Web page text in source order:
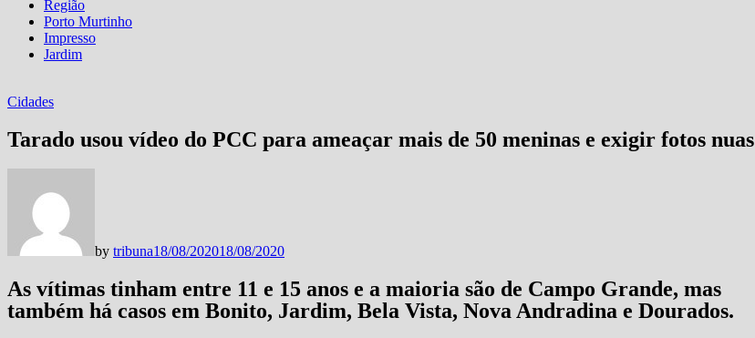
Região
Porto Murtinho
Impresso
Jardim
Cidades
Tarado usou vídeo do PCC para ameaçar mais de 50 meninas e exigir fotos nuas
by tribuna18/08/202018/08/2020
As vítimas tinham entre 11 e 15 anos e a maioria são de Campo Grande, mas
também há casos em Bonito, Jardim, Bela Vista, Nova Andradina e Dourados.